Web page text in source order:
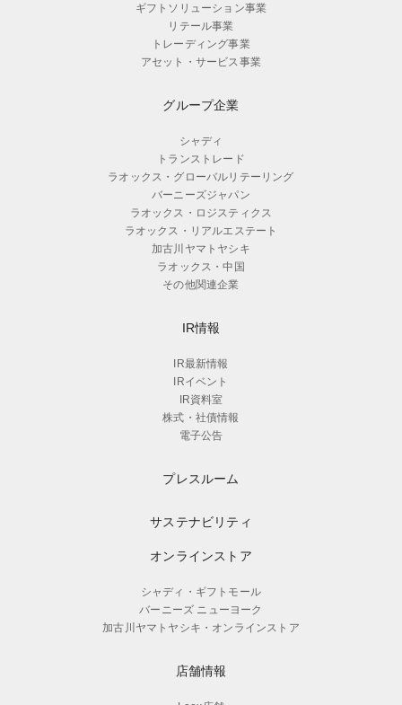
ギフトソリューション事業
リテール事業
トレーディング事業
アセット・サービス事業
グループ企業
シャディ
トランストレード
ラオックス・グローバルリテーリング
バーニーズジャパン
ラオックス・ロジスティクス
ラオックス・リアルエステート
加古川ヤマトヤシキ
ラオックス・中国
その他関連企業
IR情報
IR最新情報
IRイベント
IR資料室
株式・社債情報
電子公告
プレスルーム
サステナビリティ
オンラインストア
シャディ・ギフトモール
バーニーズ ニューヨーク
加古川ヤマトヤシキ・オンラインストア
店舗情報